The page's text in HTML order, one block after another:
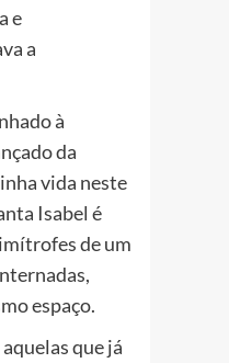
e
a
à
da
vida neste
Isabel é
de um
espaço.
que já